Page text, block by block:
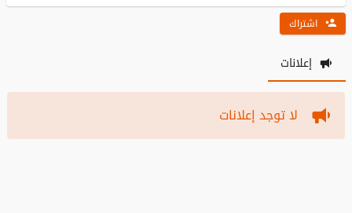
اشتراك
إعلانات
لا توجد إعلانات